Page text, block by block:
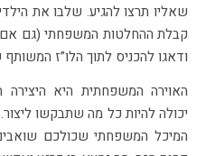
שאליו תרצו להגיע. שלבו את
קבלת ההחלטות המשפחתי (גם אם
ודאגו להכניס לתוך הלו”ז
האוירה המשפחתית היא
יכולה להיות כל מה שתבקשו
המיכל המשפחתי שכולכם